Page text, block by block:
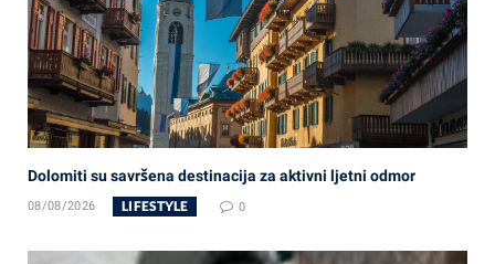
Dolomiti su savršena destinacija za aktivni ljetni odmor
08/08/2026 LIFESTYLE 0